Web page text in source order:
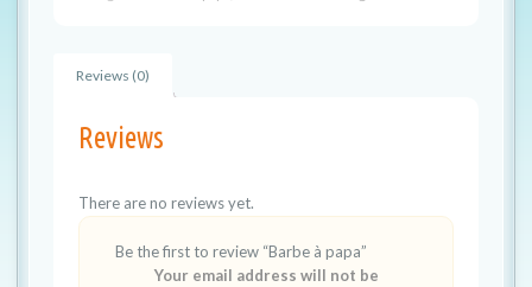
Reviews (0)
Reviews
There are no reviews yet.
Be the first to review “Barbe à papa”
Your email address will not be